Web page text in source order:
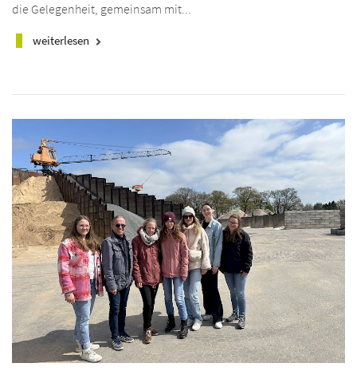
die Gelegenheit, gemeinsam mit...
weiterlesen keyboard_arrow_right